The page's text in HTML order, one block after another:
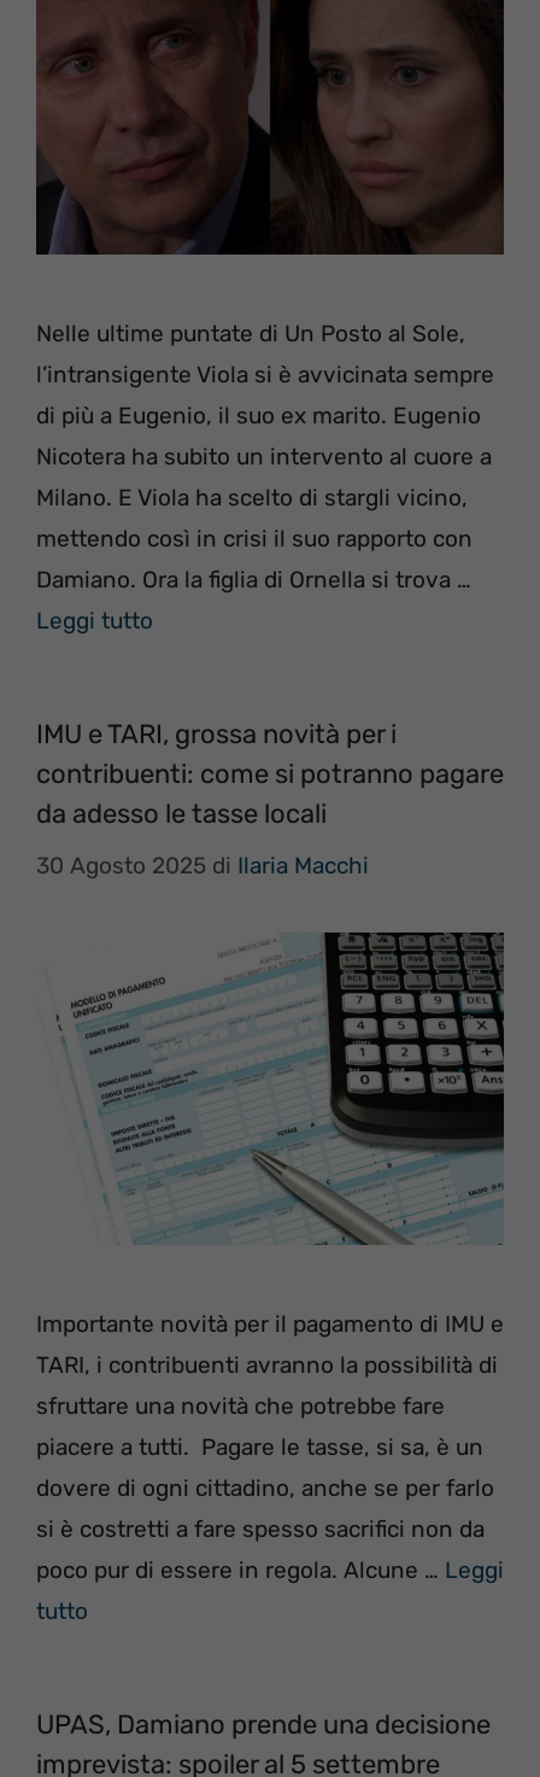
Nelle ultime puntate di Un Posto al Sole,
l’intransigente Viola si è avvicinata sempre
di più a Eugenio, il suo ex marito. Eugenio
Nicotera ha subito un intervento al cuore a
Milano. E Viola ha scelto di stargli vicino,
mettendo così in crisi il suo rapporto con
Damiano. Ora la figlia di Ornella si trova …
Leggi tutto
IMU e TARI, grossa novità per i
contribuenti: come si potranno pagare
da adesso le tasse locali
30 Agosto 2025 di Ilaria Macchi
Importante novità per il pagamento di IMU e
TARI, i contribuenti avranno la possibilità di
sfruttare una novità che potrebbe fare
piacere a tutti. Pagare le tasse, si sa, è un
dovere di ogni cittadino, anche se per farlo
si è costretti a fare spesso sacrifici non da
poco pur di essere in regola. Alcune … Leggi
tutto
UPAS, Damiano prende una decisione
imprevista: spoiler al 5 settembre